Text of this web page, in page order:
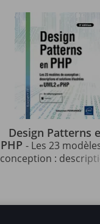
Design Patterns
PHP - Les 23
conception :